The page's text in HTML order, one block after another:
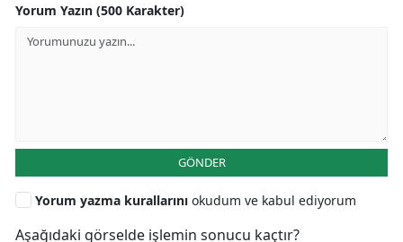
Yorum Yazın (500 Karakter)
GÖNDER
Yorum yazma kurallarını okudum ve kabul ediyorum
Aşağıdaki görselde işlemin sonucu kaçtır?